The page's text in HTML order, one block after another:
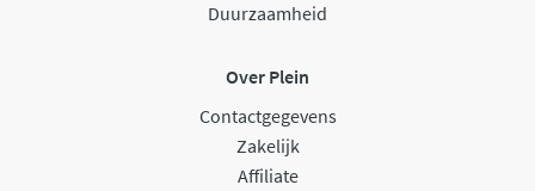
Duurzaamheid
Over Plein
Contactgegevens
Zakelijk
Affiliate